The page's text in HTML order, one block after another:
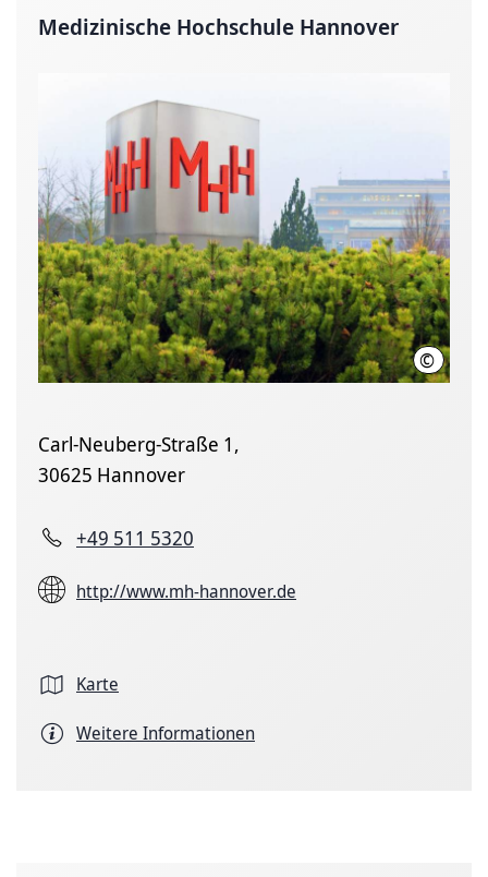
Medizinische Hochschule Hannover
© Karin
Carl-Neuberg-Straße 1,
30625 Hannover
+49 511 5320
http://www.mh-hannover.de
Karte
Weitere Informationen